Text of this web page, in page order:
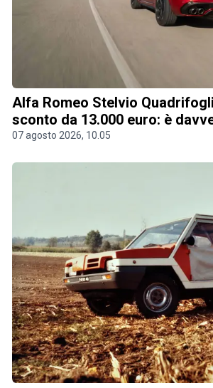
Alfa Romeo Stelvio
sconto da 13.000 euro: è
07 agosto 2026, 10.05